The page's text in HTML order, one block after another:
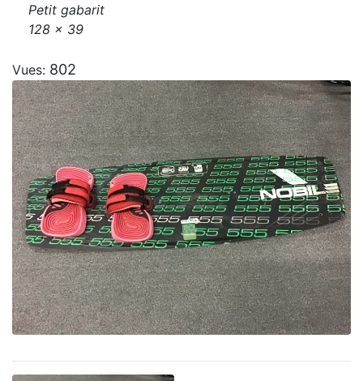
Petit gabarit
128 x 39
Vues: 802